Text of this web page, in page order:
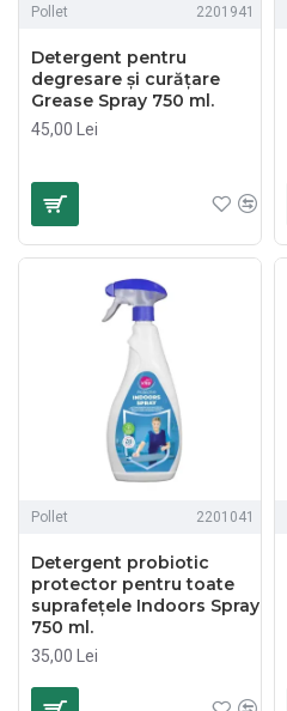
Pollet 2201941
Detergent pentru
degresare și curățare
Grease Spray 750 ml.
45,00 Lei
Pollet 2201041
Detergent probiotic
protector pentru toate
suprafețele Indoors Spray
750 ml.
35,00 Lei